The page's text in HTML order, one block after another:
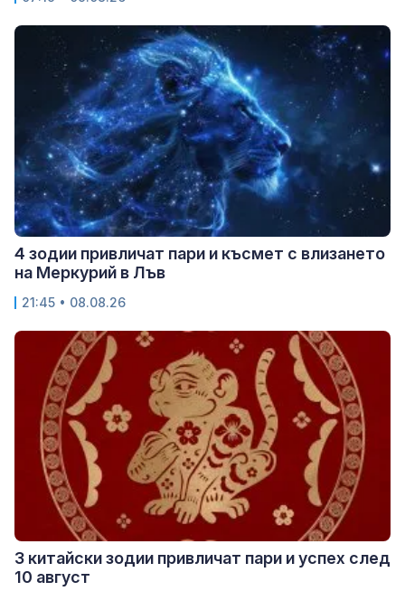
4 зодии привличат пари и късмет с влизането
на Меркурий в Лъв
21:45 • 08.08.26
3 китайски зодии привличат пари и успех след
10 август